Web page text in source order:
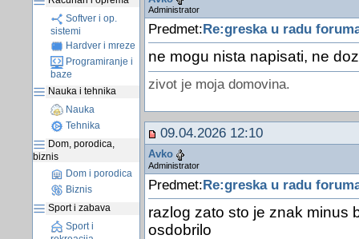
Softver i op.
sistemi
Hardver i mreze
Programiranje i
baze
Nauka i tehnika
Nauka
Tehnika
Dom, porodica,
biznis
Dom i porodica
Biznis
Sport i zabava
Sport i
Administrator
Predmet: Re:greska u radu
ne mogu nista napisati, ne
zivot je moja domovina.
09.04.2026 12:10
Avko
Administrator
Predmet:Re:greska u radu
razlog zato sto je znak minus
osdobrilo